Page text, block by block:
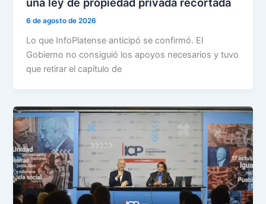
6 de agosto de 2026
Lo que InfoPlatense anticipó se confirmó. El
Gobierno no consiguió los apoyos necesarios y tuvo
que retirar el capítulo de